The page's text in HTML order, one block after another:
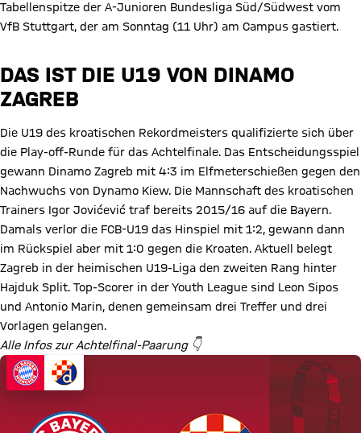
Tabellenspitze der A-Junioren Bundesliga Süd/Südwest vom
VfB Stuttgart, der am Sonntag (11 Uhr) am Campus gastiert.
DAS IST DIE U19 VON DINAMO
ZAGREB
Die U19 des kroatischen Rekordmeisters qualifizierte sich über
die Play-off-Runde für das Achtelfinale. Das Entscheidungsspiel
gewann Dinamo Zagreb mit 4:3 im Elfmeterschießen gegen den
Nachwuchs von Dynamo Kiew. Die Mannschaft des kroatischen
Trainers Igor Jovićević traf bereits 2015/16 auf die Bayern.
Damals verlor die FCB-U19 das Hinspiel mit 1:2, gewann dann
im Rückspiel aber mit 1:0 gegen die Kroaten. Aktuell belegt
Zagreb in der heimischen U19-Liga den zweiten Rang hinter
Hajduk Split. Top-Scorer in der Youth League sind Leon Sipos
und Antonio Marin, denen gemeinsam drei Treffer und drei
Vorlagen gelangen.
Alle Infos zur Achtelfinal-Paarung 👇